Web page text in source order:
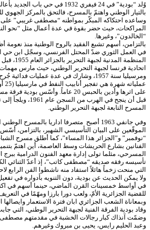
وُلد “بودية” في 24 فيفري 1932 في حي
وساعده احتكاكه المبكّر بمواطنه “مصطفى غريبي” على
المراكحات، حيث حضر بقوة في عدة أعمال مثل “نحو
“الخالدون”، وغيرها.
بالتزامن، أسهم تشبع الفقيد بالروح الوطنية منذ نعومة
في العمل الثوري ضدّ المحتل الفرنسي، وسجّل ابن حي
المنظمة
اتحادية فرنسا لجبهة التحرير الوطني، حيث مارس
ومرسيليا سنة 1957، وشارك في عدة عمليات
على اثرها وأدين بالحبس 20 عاماً. وأسّس
قبل أن ينجح في الهرب
المسرح التابعة لجبهة التحرير الوطني.
وفي جانفي 1963 أصبح متصرفا اداريا بالمسرح
الموقّعين على البيان التأسيسي الشهير، بالتزامن،
“نوفمبر” و”الجزائر هذا المساء”، كما أطلق مسرح
الفنانين بشارع الحريشات وسط العاصمة، أين اهتمّ
المسرحي، مثلما تولى إدارة معهد الفنون الدرامية
تأسيسه رفقه صديقه “مصطفى كاتب”، إذ أعدّ الثنائي
التي منحت زخماً هائلاً استفاد منه ناشطوا الفن الرابع
ولا يمكن الحديث عن بودية، دون التنويه بأدواره في
في أواسط خمسينات القرن الماضي، حينما أسهم في
للقضية الجزائرية الأمّ، ولعب دورا بارزا ومهّمًا في
وبمعاناة الشعب الجزائري ابان فترة الاستعمار وايصالها
وقاد بودية الفرقة الفنية لجبهة التحرير الوطني، التي
وضمّت آنذاك كبار رجالات الخشبة في مقدمتهم
وعبد الحليم رايس، يحيى بن مبروك وغيرهم.